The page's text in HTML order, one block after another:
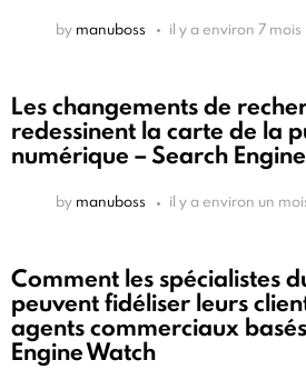
by manuboss il y a environ 7 mois
Les changements de
redessinent la carte de la
numérique – Search
by manuboss il y a environ un
Comment les spécialistes
peuvent fidéliser leurs
agents commerciaux
Engine Watch